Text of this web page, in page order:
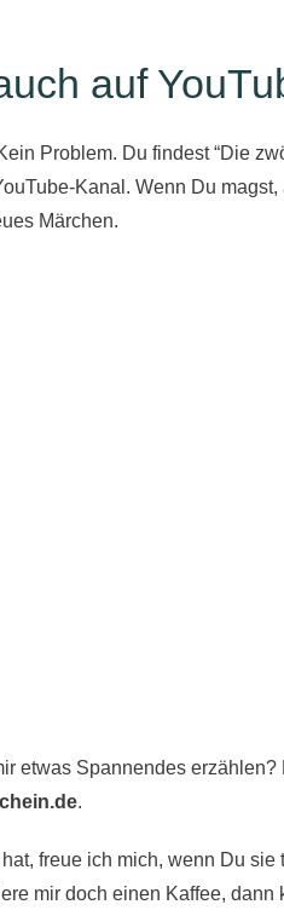
auf
Problem. Du findest “Die
Kanal. Wenn Du
Märchen.
etwas Spannendes
.
freue ich mich, wenn Du
mir doch einen Kaffee, dann